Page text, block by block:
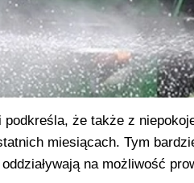
że także z
miesiącach. Tym
na możliwość